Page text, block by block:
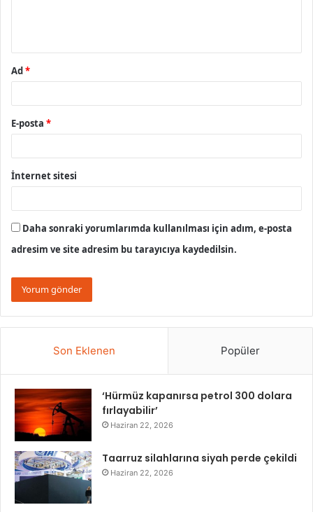
Ad*
E-posta *
İnternet sitesi
Daha sonraki yorumlarımda kullanılması için adım, e-posta
adresim ve site adresim bu tarayıcıya kaydedilsin.
Son Eklenen Popüler
‘Hürmüz kapanırsa petrol 300 dolara
fırlayabilir’
Haziran 22, 2026
Taarruz silahlarına siyah perde çekildi
Haziran 22, 2026